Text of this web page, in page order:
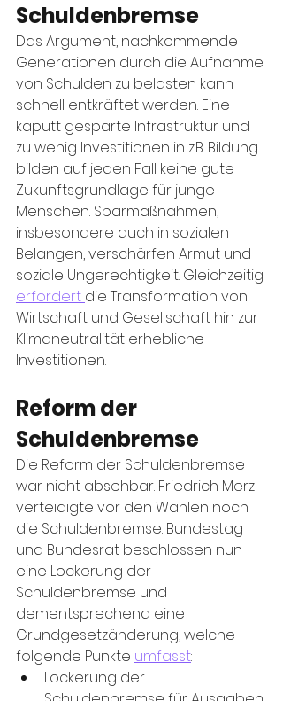
Schuldenbremse
Das Argument, nachkommende
Generationen durch die Aufnahme
von Schulden zu belasten kann
schnell entkräftet werden. Eine
kaputt gesparte Infrastruktur und
zu wenig Investitionen in z.B. Bildung
bilden auf jeden Fall keine gute
Zukunftsgrundlage für junge
Menschen. Sparmaßnahmen,
insbesondere auch in sozialen
Belangen, verschärfen Armut und
soziale Ungerechtigkeit. Gleichzeitig
erfordert die Transformation von
Wirtschaft und Gesellschaft hin zur
Klimaneutralität erhebliche
Investitionen.
Reform der
Schuldenbremse
Die Reform der Schuldenbremse
war nicht absehbar. Friedrich Merz
verteidigte vor den Wahlen noch
die Schuldenbremse. Bundestag
und Bundesrat beschlossen nun
eine Lockerung der
Schuldenbremse und
dementsprechend eine
Grundgesetzänderung, welche
folgende Punkte umfasst:
Lockerung der